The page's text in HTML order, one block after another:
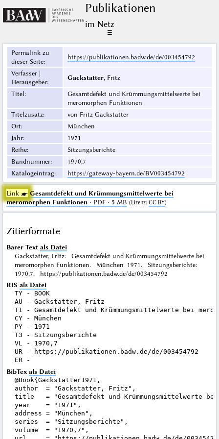
Publikationen
im Netz
☰
Permalink zu
dieser Seite:
https://publikationen.badw.de/de/003454792
Verfasser |
Herausgeber:
Gackstatter, Fritz
Titel:
Gesamtdefekt und Krümmungsmittelwerte bei
meromorphen Funktionen
Titelzusatz:
von Fritz Gackstatter
Ort:
München
Jahr:
1971
Reihe:
Sitzungsberichte
Bandnummer:
1970,7
Katalogeintrag: https://gateway-bayern.de/BV003454792
Link ☛ Gesamtdefekt und Krümmungsmittelwerte bei
meromorphen Funktionen· PDF · 5 MB (Lizenz: CC BY)
Zitierformate
Barer Text als Datei
Gackstatter, Fritz: Gesamtdefekt und Krümmungsmittelwerte bei
meromorphen Funktionen. München 1971. Sitzungsberichte:
1970,7. https://publikationen.badw.de/de/003454792
RIS als Datei
TY - BOOK
AU - Gackstatter, Fritz
T1 - Gesamtdefekt und Krümmungsmittelwerte bei
CY - München
PY - 1971
T3 - Sitzungsberichte
VL - 1970,7
UR - https://publikationen.badw.de/de/003454792
BibTex als Datei
@Book{Gackstatter1971,
author  = "Gackstatter, Fritz",
title   = "Gesamtdefekt und Krümmungsmittelwerte bei
year    = "1971",
address = "München",
series  = "Sitzungsberichte",
volume  = "1970,7",